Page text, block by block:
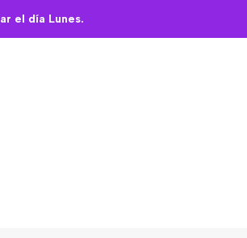
el día Lunes.